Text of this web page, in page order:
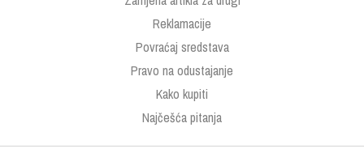
Reklamacije
Povraćaj sredstava
Pravo na odustajanje
Kako kupiti
Najčešća pitanja